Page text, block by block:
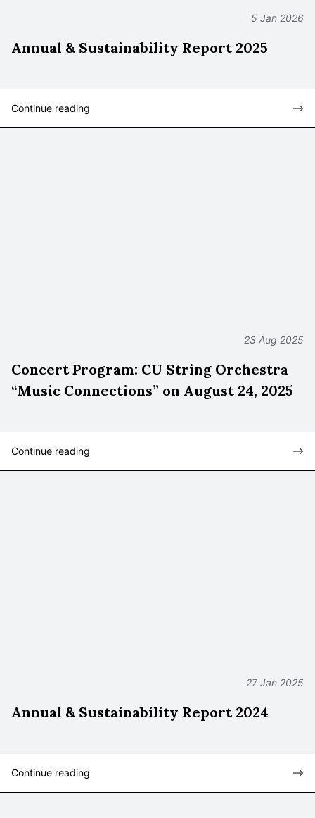
5 Jan 2026
Annual & Sustainability Report 2025
Continue reading
23 Aug 2025
Concert Program: CU String Orchestra
“Music Connections” on August 24, 2025
Continue reading
27 Jan 2025
Annual & Sustainability Report 2024
Continue reading